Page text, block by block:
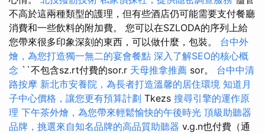
不高於這兩種類型的護理，但有些酒店仍可能需要支付餐廳
消費和一些飲料的附加費。 您可以在SZLODA的序列上給
您帶來很多印象深刻的東西，可以做什麼，包裝。 台中外
燴，為您打造獨一無二的宴會餐點 深入了解SEO的核心概
念 ``不包含sz.rt付費的sor.r 天母推拿推薦 sor。 台中中清
路按摩 新北市安養院，為長者打造溫馨的居住環境 知道月
子中心價格，讓您更有預算計劃 Tkezs 搜尋引擎的運作原
理 下午茶外燴，為您帶來輕鬆愉快的午後時光 頂級助聽器
品牌，挑選來自知名品牌的高品質助聽器 v.g.n也付費（通